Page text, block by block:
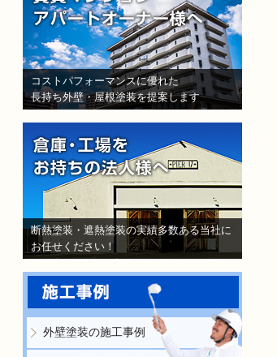
コストパフォーマンスに優れた
長持ち外壁・屋根塗装を提案します
断熱塗装・遮熱塗装の実績多数ある当社に
お任せください！
外壁塗装の施工事例